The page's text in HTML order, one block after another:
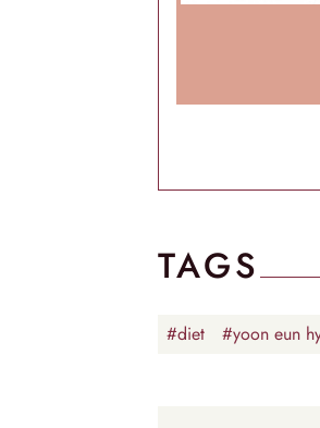
TAGS
#diet #yoon eun